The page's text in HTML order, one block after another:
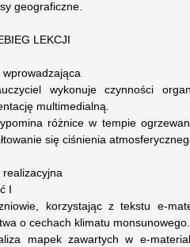
geograficzne.
LEKCJI
wprowadzająca
wykonuje czynności
multimedialną.
różnice w tempie
się ciśnienia
realizacyjna
I
korzystając z tekstu
o cechach klimatu monsunowego.
mapek zawartych w